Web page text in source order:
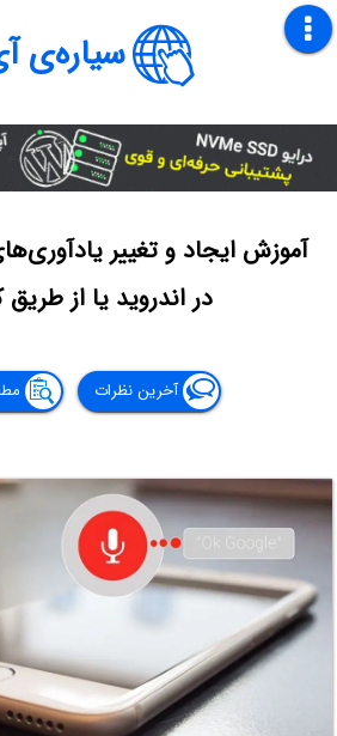
سیاره‌ی
آموزش ایجاد و تغییر
در اندروید یا از طریق
آخرین نظرات